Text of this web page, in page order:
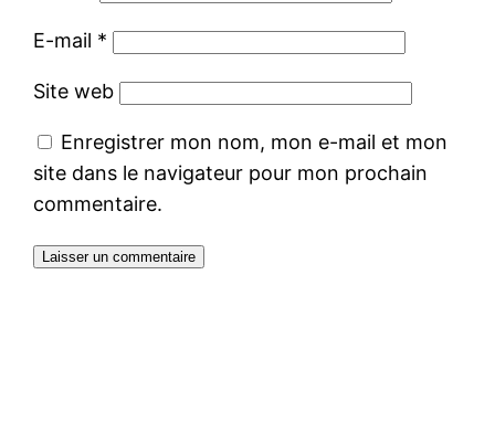
E-mail *
Site web
Enregistrer mon nom, mon e-mail et mon
site dans le navigateur pour mon prochain
commentaire.